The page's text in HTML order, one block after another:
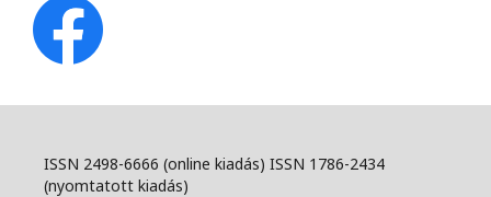
ISSN 2498-6666 (online kiadás) ISSN 1786-2434
(nyomtatott kiadás)